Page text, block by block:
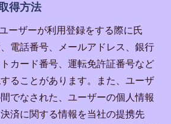
得方法
ーザーが利用登録をする際に氏
電話番号、メールアドレス、銀行
カード番号、運転免許証番号など
ることがあります。また、ユーザ
でなされた、ユーザーの個人情報
済に関する情報を当社の提携先